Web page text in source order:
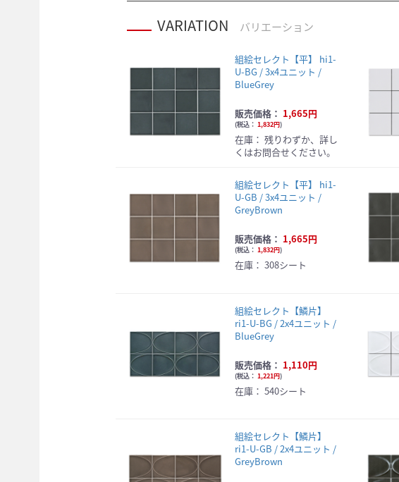
VARIATION バリエーション
組絵セレクト【平】 hi1-
U-BG / 3x4ユニット /
BlueGrey
販売価格： 1,665円
(税込：1,832円)
在庫：残りわずか、詳し
くはお問合せください。
組絵セレクト【平】 hi1-
U-GB / 3x4ユニット /
GreyBrown
販売価格： 1,665円
(税込：1,832円)
在庫：308シート
組絵セレクト【鱗片】
ri1-U-BG / 2x4ユニット /
BlueGrey
販売価格： 1,110円
(税込： 1,221円)
在庫：540シート
組絵セレクト【鱗片】
ri1-U-GB / 2x4ユニット /
GreyBrown